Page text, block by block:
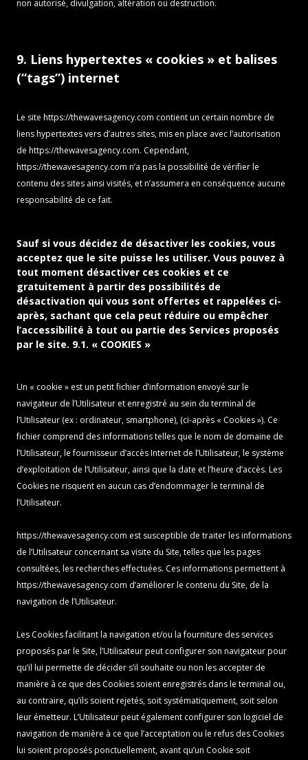
non autorisé, divulgation, altération ou destruction.
9. Liens hypertextes « cookies » et balises
(“tags”) internet
Le site https://thewavesagency.com contient un certain nombre de
liens hypertextes vers d’autres sites, mis en place avec l’autorisation
de https://thewavesagency.com. Cependant,
https://thewavesagency.com n’a pas la possibilité de vérifier le
contenu des sites ainsi visités, et n’assumera en conséquence aucune
responsabilité de ce fait.
Sauf si vous décidez de désactiver les cookies, vous
acceptez que le site puisse les utiliser. Vous pouvez à
tout moment désactiver ces cookies et ce
gratuitement à partir des possibilités de
désactivation qui vous sont offertes et rappelées ci-
après, sachant que cela peut réduire ou empêcher
l’accessibilité à tout ou partie des Services proposés
par le site. 9.1. « COOKIES »
Un « cookie » est un petit fichier d’information envoyé sur le
navigateur de l’Utilisateur et enregistré au sein du terminal de
l’Utilisateur (ex : ordinateur, smartphone), (ci-après « Cookies »). Ce
fichier comprend des informations telles que le nom de domaine de
l’Utilisateur, le fournisseur d’accès Internet de l’Utilisateur, le système
d’exploitation de l’Utilisateur, ainsi que la date et l’heure d’accès. Les
Cookies ne risquent en aucun cas d’endommager le terminal de
l’Utilisateur.
https://thewavesagency.com est susceptible de traiter les informations
de l’Utilisateur concernant sa visite du Site, telles que les pages
consultées, les recherches effectuées. Ces informations permettent à
https://thewavesagency.com d’améliorer le contenu du Site, de la
navigation de l’Utilisateur.
Les Cookies facilitant la navigation et/ou la fourniture des services
proposés par le Site, l’Utilisateur peut configurer son navigateur pour
qu’il lui permette de décider s’il souhaite ou non les accepter de
manière à ce que des Cookies soient enregistrés dans le terminal ou,
au contraire, qu’ils soient rejetés, soit systématiquement, soit selon
leur émetteur. L’Utilisateur peut également configurer son logiciel de
navigation de manière à ce que l’acceptation ou le refus des Cookies
lui soient proposés ponctuellement, avant qu’un Cookie soit